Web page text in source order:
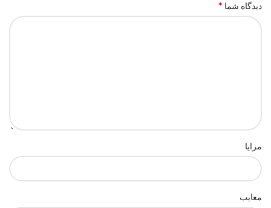
دیدگاه شما *
مزایا
معایب